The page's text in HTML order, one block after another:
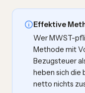
Effektive
Wer MWST-
Methode mit
Bezugsteuer
heben sich die
netto nichts